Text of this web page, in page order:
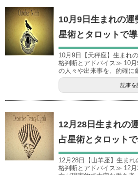
10月9日生まれの運
星術とタロットで導
10月9日【天秤座】生まれ
格判断とアドバイス≫ 10
の人々や出来事を、的確に
記事を
12月28日生まれの
占星術とタロット
12月28日【山羊座】生ま
格判断とアドバイス≫ 12月